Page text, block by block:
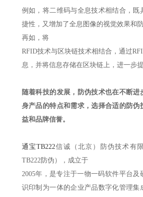
例如，将二维码与全息技术相结合，既
捷性，又增加了全息图像的视觉效果和防
再如，将
RFID技术与区块链技术相结合，通过
息，并将信息存储在区块链上，进一步
随着科技的发展，防伪技术也在不断进
身产品的特点和需求，选择合适的防伪
益和品牌信誉。
通宝TB222信诚（北京）防伪技术有
TB222防伪），成立于
2005年，是专注于一物一码软件平台及
识印制为一体的企业产品数字化管理集